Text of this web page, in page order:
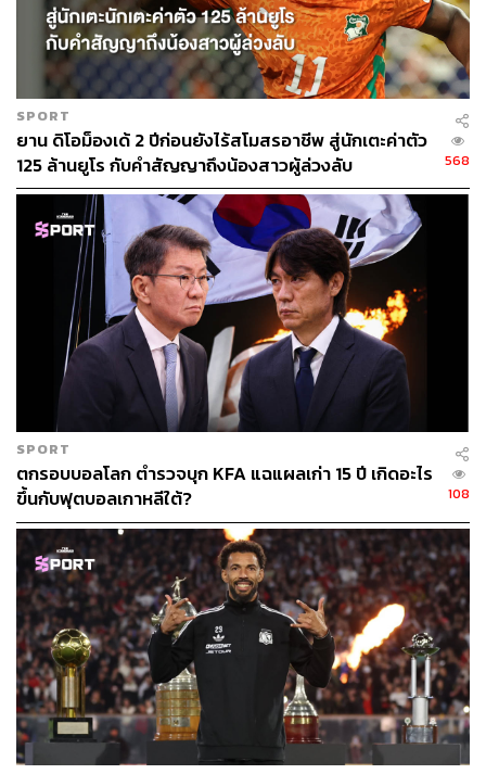
SPORT
ยาน ดิโอม็องเด้ 2 ปีก่อนยังไร้สโมสรอาชีพ สู่นักเตะค่าตัว
125 ล้านยูโร กับคำสัญญาถึงน้องสาวผู้ล่วงลับ
568
SPORT
ตกรอบบอลโลก ตำรวจบุก KFA แฉแผลเก่า 15 ปี เกิดอะไร
ขึ้นกับฟุตบอลเกาหลีใต้?
108